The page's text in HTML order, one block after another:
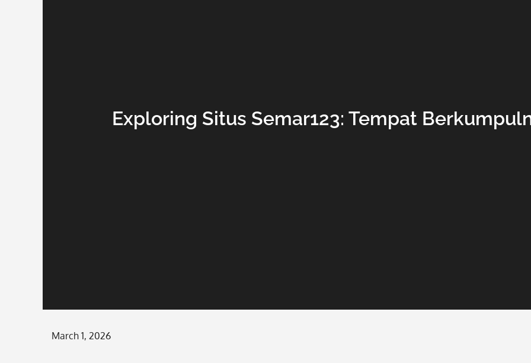
Exploring Situs Semar123: Tempat
Posted
March 1, 2026